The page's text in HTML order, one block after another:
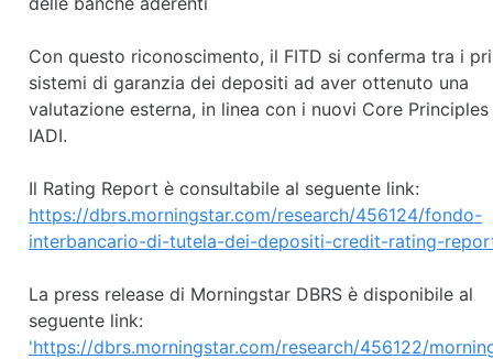
Con questo riconoscimento, il FITD si conferma tra i
sistemi di garanzia dei depositi ad aver ottenuto una
valutazione esterna, in linea con i nuovi Core
IADI.
Il Rating Report è consultabile al seguente link:
https://dbrs.morningstar.com/research/456124/fondo-
interbancario-di-tutela-dei-depositi-credit-rating-
La press release di Morningstar DBRS è disponibile al
seguente link:
'https://dbrs.morningstar.com/research/456122/